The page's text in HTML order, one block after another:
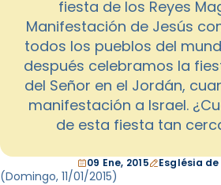
fiesta de los Reyes
Manifestación de Jesús
todos los pueblos del
después celebramos la
del Señor en el Jordán,
manifestación a Israel.
de esta fiesta tan
09 Ene, 2015 Església
(Domingo, 11/01/2015)